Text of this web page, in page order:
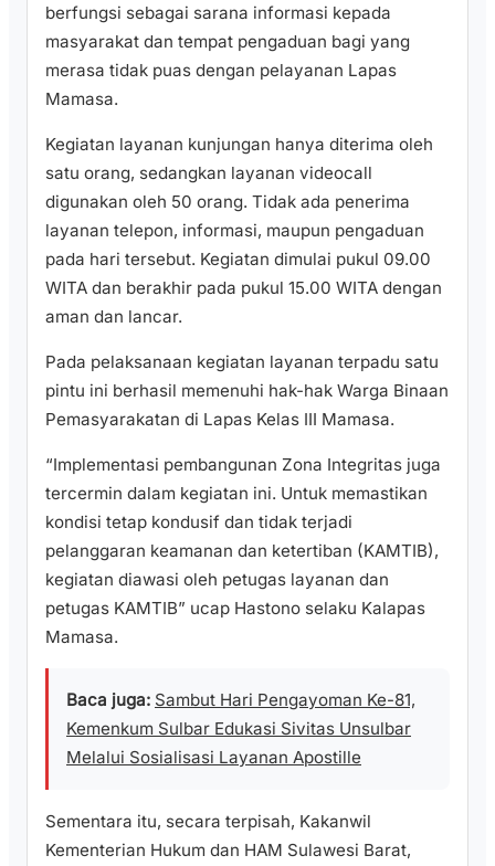
berfungsi sebagai sarana informasi kepada
masyarakat dan tempat pengaduan bagi yang
merasa tidak puas dengan pelayanan Lapas
Mamasa.
Kegiatan layanan kunjungan hanya diterima oleh
satu orang, sedangkan layanan videocall
digunakan oleh 50 orang. Tidak ada penerima
layanan telepon, informasi, maupun pengaduan
pada hari tersebut. Kegiatan dimulai pukul 09.00
WITA dan berakhir pada pukul 15.00 WITA dengan
aman dan lancar.
Pada pelaksanaan kegiatan layanan terpadu satu
pintu ini berhasil memenuhi hak-hak Warga Binaan
Pemasyarakatan di Lapas Kelas III Mamasa.
“Implementasi pembangunan Zona Integritas juga
tercermin dalam kegiatan ini. Untuk memastikan
kondisi tetap kondusif dan tidak terjadi
pelanggaran keamanan dan ketertiban (KAMTIB),
kegiatan diawasi oleh petugas layanan dan
petugas KAMTIB” ucap Hastono selaku Kalapas
Mamasa.
Baca juga: Sambut Hari Pengayoman Ke-81,
Kemenkum Sulbar Edukasi Sivitas Unsulbar
Melalui Sosialisasi Layanan Apostille
Sementara itu, secara terpisah, Kakanwil
Kementerian Hukum dan HAM Sulawesi Barat,